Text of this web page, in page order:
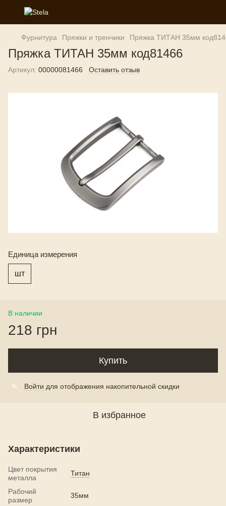
Фурнитура Пряжки и тренчики Пряжка ТИТАН 35мм
Пряжка ТИТАН 35мм код81466
Артикул: 00000081466 Оставить отзыв
Единица измерения
шт
В наличии
218 грн
Купить
% Войти для отображения накопительной скидки
В избранное
Характеристики
Цвет покрытия
металла
Титан
Рабочий
размер
35мм